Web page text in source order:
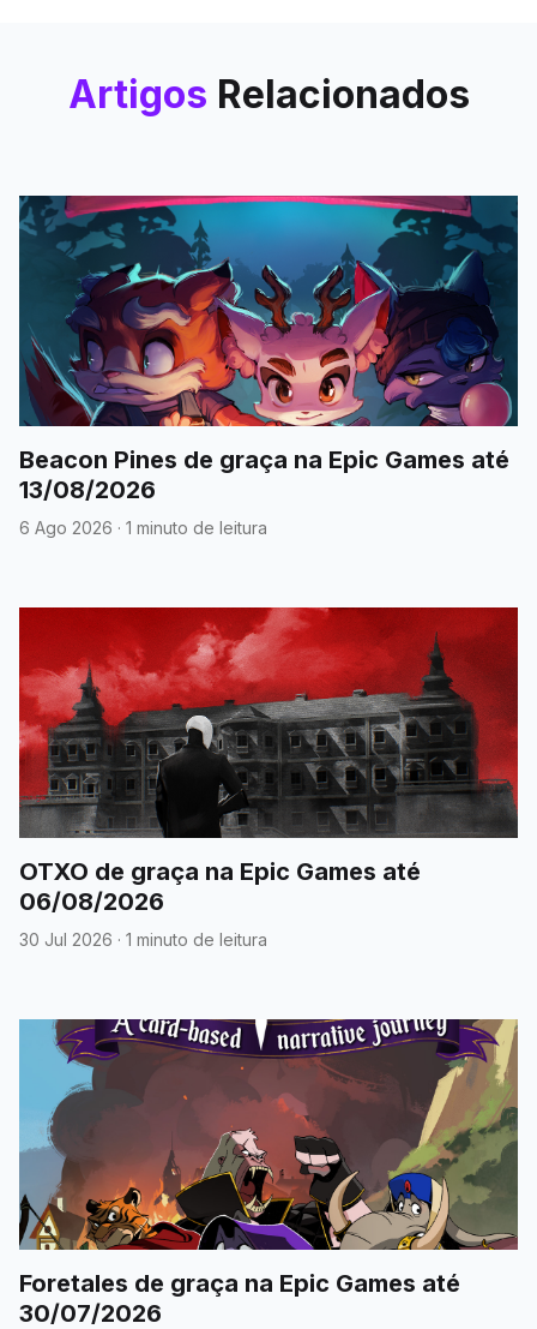
Artigos Relacionados
Beacon Pines de graça na Epic Games até
13/08/2026
6 Ago 2026 · 1 minuto de leitura
OTXO de graça na Epic Games até
06/08/2026
30 Jul 2026 · 1 minuto de leitura
Foretales de graça na Epic Games até
30/07/2026